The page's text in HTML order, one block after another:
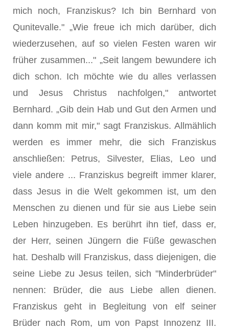
mich noch, Franziskus? Ich bin Bernhard von
Qunitevalle." „Wie freue ich mich darüber, dich
wiederzusehen, auf so vielen Festen waren wir
früher zusammen..." „Seit langem bewundere ich
dich schon. Ich möchte wie du alles verlassen
und Jesus Christus nachfolgen," antwortet
Bernhard. „Gib dein Hab und Gut den Armen und
dann komm mit mir," sagt Franziskus. Allmählich
werden es immer mehr, die sich Franziskus
anschließen: Petrus, Silvester, Elias, Leo und
viele andere ... Franziskus begreift immer klarer,
dass Jesus in die Welt gekommen ist, um den
Menschen zu dienen und für sie aus Liebe sein
Leben hinzugeben. Es berührt ihn tief, dass er,
der Herr, seinen Jüngern die Füße gewaschen
hat. Deshalb will Franziskus, dass diejenigen, die
seine Liebe zu Jesus teilen, sich "Minderbrüder"
nennen: Brüder, die aus Liebe allen dienen.
Franziskus geht in Begleitung von elf seiner
Brüder nach Rom, um von Papst Innozenz III.